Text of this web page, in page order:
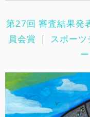
第27回 審査結果発
員会賞 ｜ スポー